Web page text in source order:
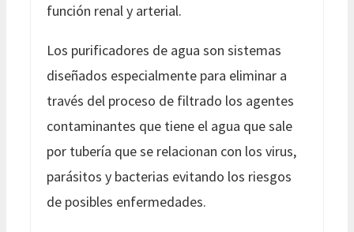
función renal y arterial.
Los purificadores de agua son sistemas
diseñados especialmente para eliminar a
través del proceso de filtrado los agentes
contaminantes que tiene el agua que sale
por tubería que se relacionan con los virus,
parásitos y bacterias evitando los riesgos
de posibles enfermedades.